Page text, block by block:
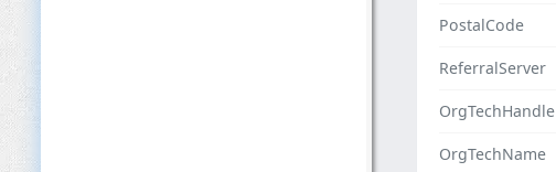
PostalCode
ReferralServer
OrgTechHandle
OrgTechName